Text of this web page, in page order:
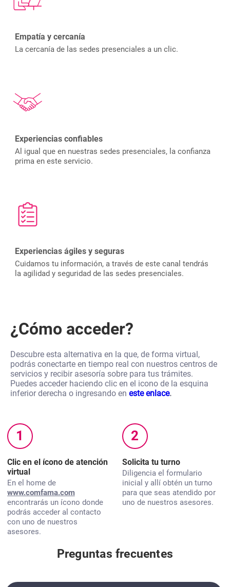
Empatía y cercanía
La cercanía de las sedes presenciales a un clic.
Experiencias confiables
Al igual que en nuestras sedes presenciales, la confianza
prima en este servicio.
Experiencias ágiles y seguras
Cuidamos tu información, a través de este canal tendrás
la agilidad y seguridad de las sedes presenciales.
¿Cómo acceder?
Descubre esta alternativa en la que, de forma virtual,
podrás conectarte en tiempo real con nuestros centros de
servicios y recibir asesoría sobre para tus trámites.
Puedes acceder haciendo clic en el icono de la esquina
inferior derecha o ingresando en este enlace.
1
Clic en el ícono de atención
virtual
En el home de
www.comfama.com
encontrarás un ícono donde
podrás acceder al contacto
con uno de nuestros
asesores.
2
Solicita tu turno
Diligencia el formulario
inicial y allí obtén un turno
para que seas atendido por
uno de nuestros asesores.
Preguntas frecuentes